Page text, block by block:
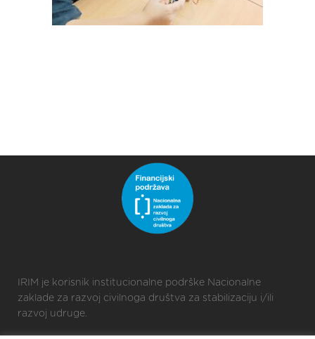
IRIM je korisnik institucionalne podrške Nacionalne
zaklade za razvoj civilnoga društva za stabilizaciju i/ili
razvoj udruge.